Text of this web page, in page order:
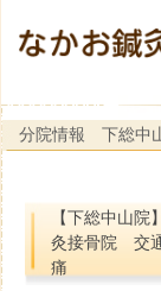
分院情報 下総中
【下総中山
灸接骨院 交
痛